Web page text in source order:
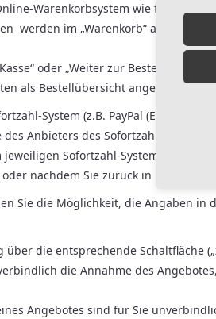
Warenkorbsystem wie folgt
werden im „Warenkorb“ abgelegt.
oder „Weiter zur Bestellung“
als Bestellübersicht angezeigt.
System (z.B. PayPal (Express/
Anbieters des Sofortzahl-Systems
Sofortzahl-System,
nachdem Sie zurück in unseren
Sie die Möglichkeit, die Angaben
die entsprechende Schaltfläche
die Annahme des
Angebotes sind für Sie